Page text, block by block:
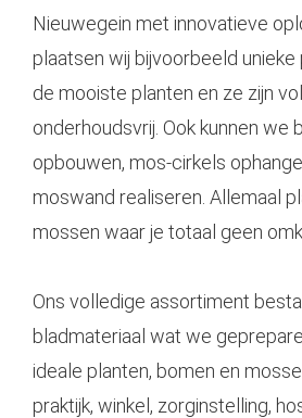
Nieuwegein met innovatieve
plaatsen wij bijvoorbeeld unieke
de mooiste planten en ze zijn
onderhoudsvrij. Ook kunnen we
opbouwen, mos-cirkels
moswand realiseren. Allemaal
mossen waar je totaal geen
Ons volledige assortiment
bladmateriaal wat we
ideale planten, bomen en
praktijk, winkel, zorginstelling,